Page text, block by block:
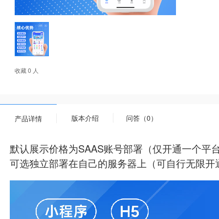
收藏 0 人
产品详情 版本介绍 问答（0）
默认展示价格为SAAS账号部署（仅开通一个平
可选独立部署在自己的服务器上（可自行无限